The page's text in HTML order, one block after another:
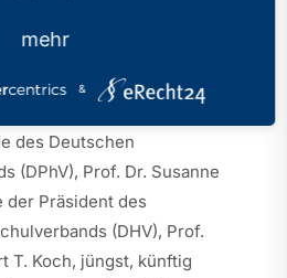
– Nach einem
intensiven
des Deutschen
(DPhV), Prof. Dr. Susanne
der Präsident des
(DHV), Prof.
T. Koch, jüngst, künftig
mehr
&